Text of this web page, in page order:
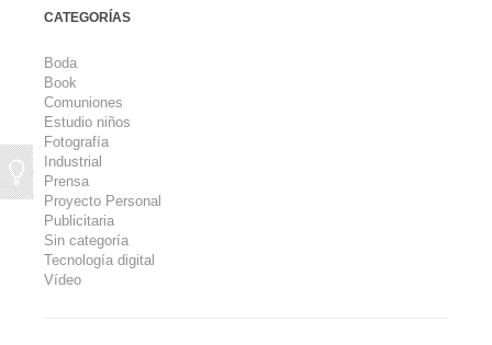
CATEGORÍAS
Boda
Book
Comuniones
Estudio niños
Fotografía
Industrial
Prensa
Proyecto Personal
Publicitaria
Sin categoría
Tecnología digital
Vídeo